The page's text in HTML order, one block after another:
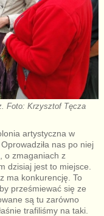
Foto: Krzysztof Tęcza
artystyczna w
nas po niej
o zmaganiach z
dzisiaj jest to miejsce.
ma konkurencję. To
prześmiewać się ze
są tu zarówno
trafiliśmy na taki.